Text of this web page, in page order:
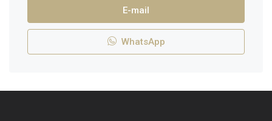
E-mail
WhatsApp